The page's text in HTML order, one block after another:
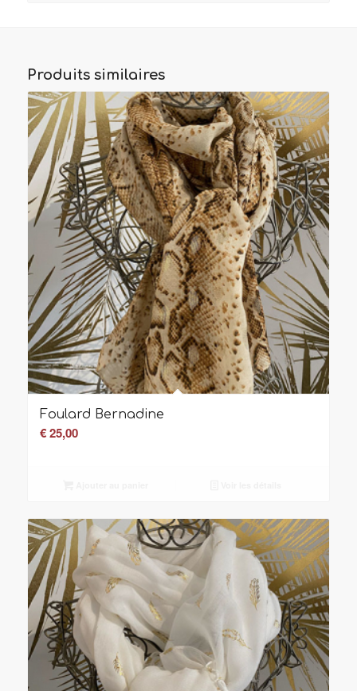
Produits similaires
Foulard Bernadine
€25,00